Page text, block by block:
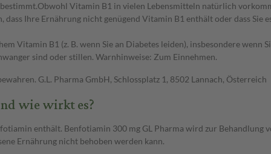
Vitamin B1 in vielen Lebensmitteln natürlich
Ihre Ernährung nicht genügend Vitamin B1 enthält oder dass Sie
Vitamin B1 (z. B. wenn Sie an Diabetes leiden), insbesondere wenn
sind oder stillen. Warnhinweise: Zum Einnehmen.
G.L. Pharma GmbH, Schlossplatz 1, 8502 Lannach, Österreich
wie wirkt es?
enthält. Benfotiamin 300 mg GL Pharma wird zur
Ernährung nicht behoben werden kann.